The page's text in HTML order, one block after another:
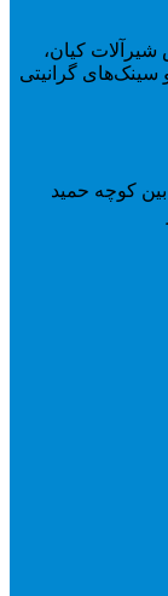
کیان،
سینک‌های گرانیتی
کوچه حمید